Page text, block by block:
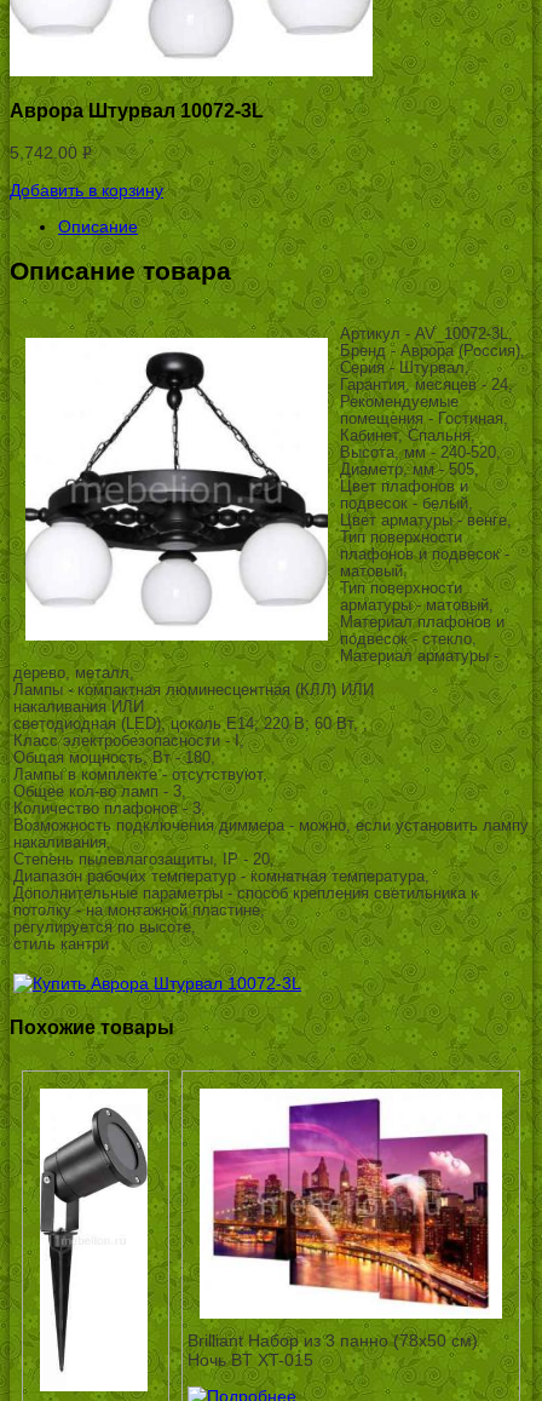
Аврора Штурвал 10072-3L
5,742.00 Р
УБ.
Добавить в корзину
Описание
Описание товара
Артикул - AV_10072-3L,
Бренд - Аврора (Россия),
Серия - Штурвал,
Гарантия, месяцев - 24,
Рекомендуемые
помещения - Гостиная,
Кабинет, Спальня,
Высота, мм - 240-520,
Диаметр, мм - 505,
Цвет плафонов и
подвесок - белый,
Цвет арматуры - венге,
Тип поверхности
плафонов и подвесок -
матовый,
Тип поверхности
арматуры - матовый,
Материал плафонов и
подвесок - стекло,
Материал арматуры -
дерево, металл,
Лампы - компактная люминесцентная (КЛЛ) ИЛИ
накаливания ИЛИ
светодиодная (LED), цоколь E14; 220 В; 60 Вт, ,
Класс электробезопасности - I,
Общая мощность, Вт - 180,
Лампы в комплекте - отсутствуют,
Общее кол-во ламп - 3,
Количество плафонов - 3,
Возможность подключения диммера - можно, если установить лампу
накаливания,
Степень пылевлагозащиты, IP - 20,
Диапазон рабочих температур - комнатная температура,
Дополнительные параметры - способ крепления светильника к
потолку - на монтажной пластине,
регулируется по высоте,
стиль кантри
Похожие товары
Brilliant Набор из 3 панно (78х50 см)
Ночь BT XT-015